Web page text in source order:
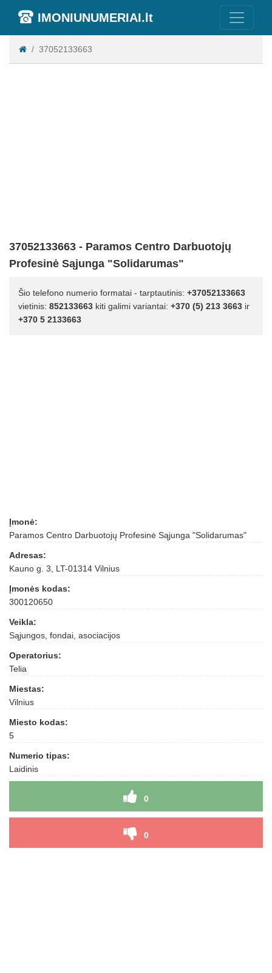
IMONIUNUMERIAI.lt
37052133663
37052133663 - Paramos Centro Darbuotojų
Profesinė Sąjunga "Solidarumas"
Šio telefono numerio formatai - tarptautinis: +37052133663
vietinis: 852133663 kiti galimi variantai: +370 (5) 213 3663 ir
+370 5 2133663
Įmonė:
Paramos Centro Darbuotojų Profesinė Sąjunga "Solidarumas"
Adresas:
Kauno g. 3, LT-01314 Vilnius
Įmonės kodas:
300120650
Veikla:
Sąjungos, fondai, asociacijos
Operatorius:
Telia
Miestas:
Vilnius
Miesto kodas:
5
Numerio tipas:
Laidinis
0
0